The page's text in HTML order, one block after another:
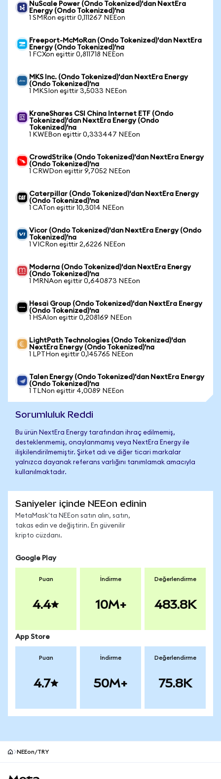
NuScale Power (Ondo Tokenized)'dan NextEra
Energy (Ondo Tokenized)'na
1 SMRon eşittir 0,111267 NEEon
Freeport-McMoRan (Ondo Tokenized)'dan NextEra
Energy (Ondo Tokenized)'na
1 FCXon eşittir 0,811718 NEEon
MKS Inc. (Ondo Tokenized)'dan NextEra Energy
(Ondo Tokenized)'na
1 MKSIon eşittir 3,5033 NEEon
KraneShares CSI China Internet ETF (Ondo
Tokenized)'dan NextEra Energy (Ondo
Tokenized)'na
1 KWEBon eşittir 0,333447 NEEon
CrowdStrike (Ondo Tokenized)'dan NextEra Energy
(Ondo Tokenized)'na
1 CRWDon eşittir 9,7052 NEEon
Caterpillar (Ondo Tokenized)'dan NextEra Energy
(Ondo Tokenized)'na
1 CATon eşittir 10,3014 NEEon
Vicor (Ondo Tokenized)'dan NextEra Energy (Ondo
Tokenized)'na
1 VICRon eşittir 2,6226 NEEon
Moderna (Ondo Tokenized)'dan NextEra Energy
(Ondo Tokenized)'na
1 MRNAon eşittir 0,640873 NEEon
Hesai Group (Ondo Tokenized)'dan NextEra Energy
(Ondo Tokenized)'na
1 HSAIon eşittir 0,208169 NEEon
LightPath Technologies (Ondo Tokenized)'dan
NextEra Energy (Ondo Tokenized)'na
1 LPTHon eşittir 0,145765 NEEon
Talen Energy (Ondo Tokenized)'dan NextEra Energy
(Ondo Tokenized)'na
1 TLNon eşittir 4,0089 NEEon
Sorumluluk Reddi
Bu ürün NextEra Energy tarafından ihraç edilmemiş,
desteklenmemiş, onaylanmamış veya NextEra Energy ile
ilişkilendirilmemiştir. Şirket adı ve diğer ticari markalar
yalnızca dayanak referans varlığını tanımlamak amacıyla
kullanılmaktadır.
Saniyeler içinde NEEon edinin
MetaMask'ta NEEon satın alın, satın,
takas edin ve değiştirin. En güvenilir
kripto cüzdanı.
Google Play
Puan
4.4
İndirme
10M+
Değerlendirme
483.8K
App Store
Puan
4.7
İndirme
50M+
Değerlendirme
75.8K
NEEon/TRY